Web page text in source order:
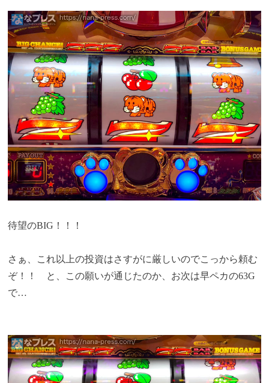
待望のBIG！！！
さぁ、これ以上の投資はさすがに厳しいのでこっから頼む
ぞ！！ と、この願いが通じたのか、お次は早ペカの63G
で…